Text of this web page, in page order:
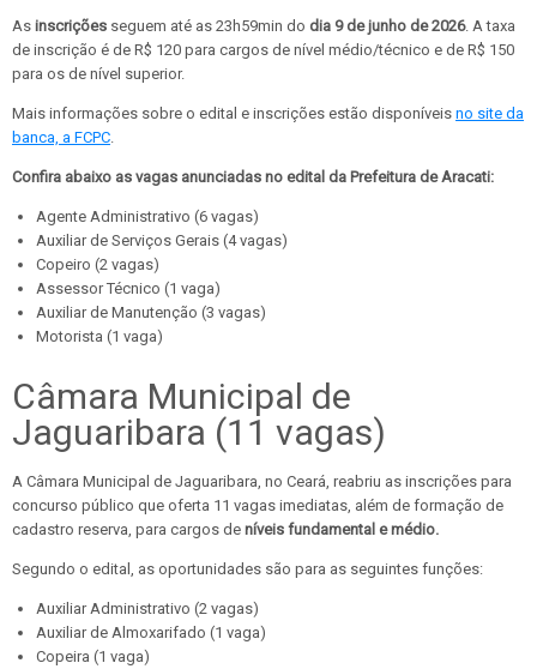
As inscrições seguem até as 23h59min do dia 9 de junho de 2026. A taxa
de inscrição é de R$ 120 para cargos de nível médio/técnico e de R$ 150
para os de nível superior.
Mais informações sobre o edital e inscrições estão disponíveis no site da
banca, a FCPC
Confira abaixo as vagas anunciadas no edital da Prefeitura de Aracati:
Agente Administrativo (6 vagas)
Auxiliar de Serviços Gerais (4 vagas)
Copeiro (2 vagas)
Assessor Técnico (1 vaga)
Auxiliar de Manutenção (3 vagas)
Motorista (1 vaga)
Câmara Municipal de
Jaguaribara (11 vagas)
A Câmara Municipal de Jaguaribara, no Ceará, reabriu as inscrições para
concurso público que oferta 11 vagas imediatas, além de formação de
cadastro reserva, para cargos de níveis fundamental e médio.
Segundo o edital, as oportunidades são para as seguintes funções:
Auxiliar Administrativo (2 vagas)
Auxiliar de Almoxarifado (1 vaga)
Copeira (1 vaga)